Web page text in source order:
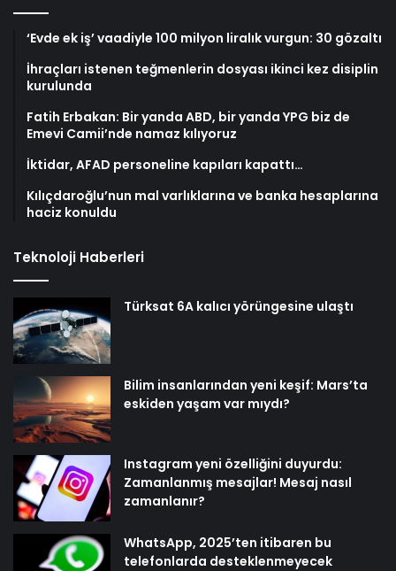
‘Evde ek iş’ vaadiyle 100 milyon liralık vurgun: 30 gözaltı
İhraçları istenen teğmenlerin dosyası ikinci kez disiplin
kurulunda
Fatih Erbakan: Bir yanda ABD, bir yanda YPG biz de
Emevi Camii’nde namaz kılıyoruz
İktidar, AFAD personeline kapıları kapattı…
Kılıçdaroğlu’nun mal varlıklarına ve banka hesaplarına
haciz konuldu
Teknoloji Haberleri
Türksat 6A kalıcı yörüngesine ulaştı
Bilim insanlarından yeni keşif: Mars’ta
eskiden yaşam var mıydı?
Instagram yeni özelliğini duyurdu:
Zamanlanmış mesajlar! Mesaj nasıl
zamanlanır?
WhatsApp, 2025’ten itibaren bu
telefonlarda desteklenmeyecek